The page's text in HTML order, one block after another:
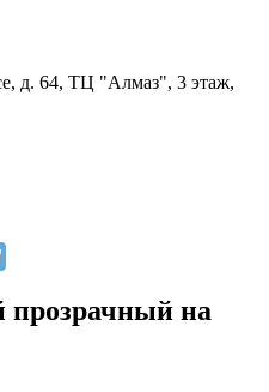
д. 64, ТЦ "Алмаз", 3 этаж,
прозрачный на